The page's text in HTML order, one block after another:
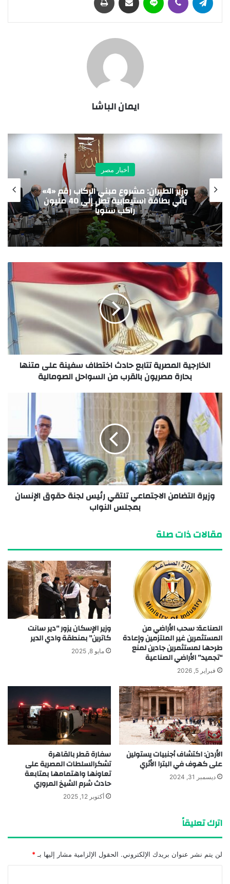
ايمان الباشا
أخبار مصر
مدينة الدواء المصرية تستقبل “چبتو فارما”
ومجموعة باشا الجيبوتية تدشنان شراكة
استراتيجية لدعم الأمن الدوائي
الخارجية المصرية تتابع حادث اختطاف سفينة على متنها
بحارة مصريون بالقرب من السواحل الصومالية
وزيرة التضامن الاجتماعي تلتقي رئيس لجنة حقوق الإنسان
بمجلس النواب
مقالات ذات صلة
الصناعة: سحب الأراضي من
المستثمرين غير الملتزمين وإعادة
طرحها لمستثمرين جادين لمنع
“تجميد” الأراضي الصناعية
فبراير 5, 2026
وزير الإسكان يزور “دير سانت
كاترين” بمنطقة وادي الدير
مايو 8, 2025
الأردن: اكتشاف أجنبيات يستولين
على كهوف في البترا الأثري
ديسمبر 31, 2024
سفارة قطر بالقاهرة
تشكرالسلطات المصرية على
تعاونها واهتمامها بمتابعة
حادث شرم الشيخ المروري
أكتوبر 12, 2025
اترك تعليقاً
لن يتم نشر عنوان بريدك الإلكتروني. الحقول الإلزامية مشار إليها بـ *